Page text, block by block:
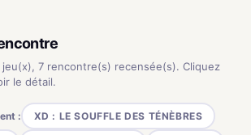
jeu(x), 7 rencontre(s) recensée(s). Cliquez
le détail.
: XD : LE SOUFFLE DES TÉNÈBRES